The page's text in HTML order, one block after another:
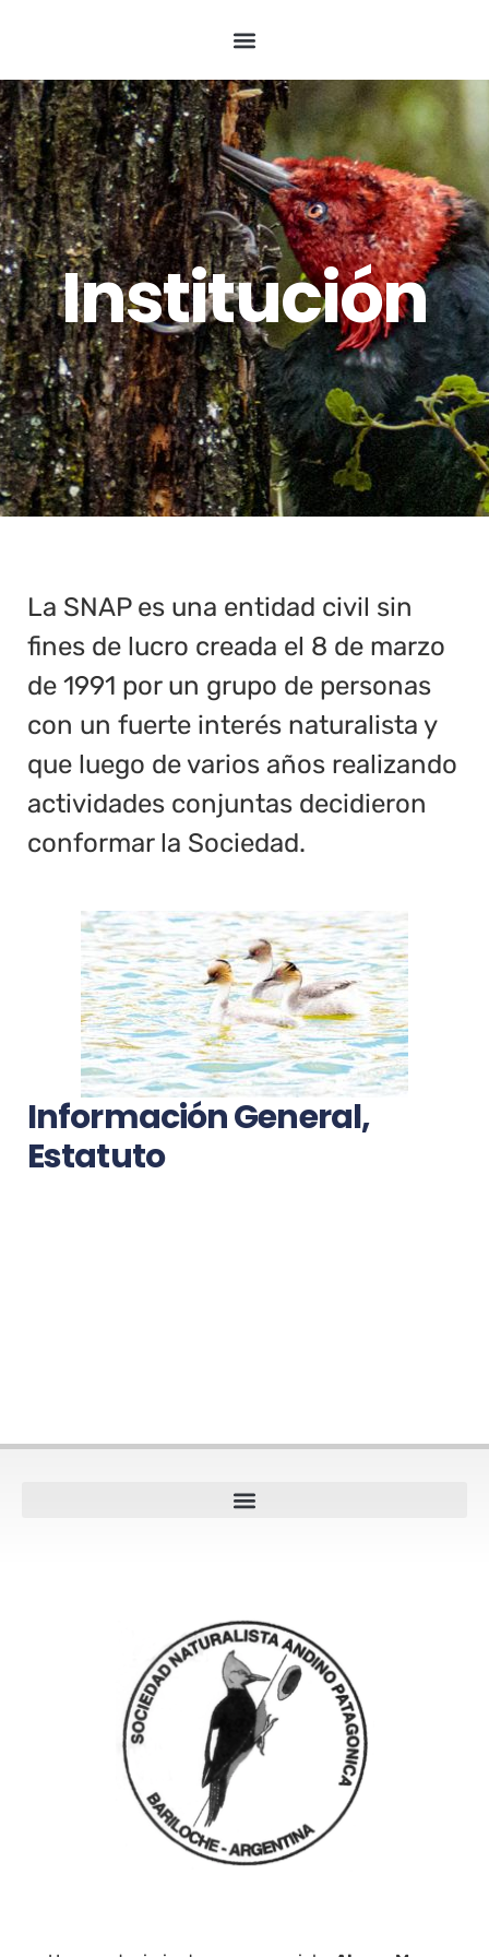
Institución
La SNAP es una entidad civil sin
fines de lucro creada el 8 de marzo
de 1991 por un grupo de personas
con un fuerte interés naturalista y
que luego de varios años realizando
actividades conjuntas decidieron
conformar la Sociedad.
Información General,
Estatuto